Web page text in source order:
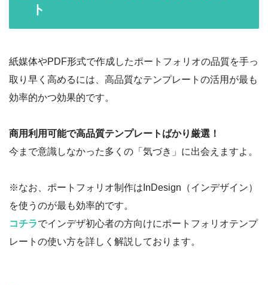
ト
紙媒体やPDF形式で作成したポートフォリオの品質を手っ
取り早く高めるには、高品質なテンプレートの活用が最も
効率的かつ効果的です。
商用利用可能で高品質テンプレートばかり厳選！
今まで意識しなかった多くの「気づき」に出会えますよ。
※なお、ポートフォリオ制作はInDesign（インデザイン）
を使うのが最も効率的です。
コチラでインデザ初心者の方向けにポートフォリオテンプ
レートの使い方を詳しく解説しております。